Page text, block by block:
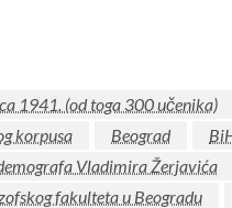
1941. (od toga 300 učenika)
korpusa Beograd
Vladimira Žerjavića
fakulteta u Beogradu